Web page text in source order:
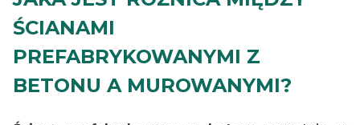
ŚCIANAMI
PREFABRYKOWANYMI Z
BETONU A MUROWANYMI?